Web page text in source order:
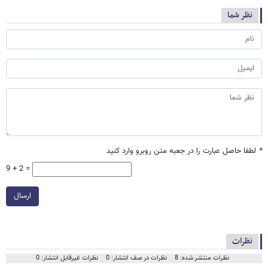
نظر شما
* لطفا حاصل عبارت را در جعبه متن روبرو وارد کنید
9 + 2 =
ارسال
نظرات
نظرات منتشر شده: 8 نظرات در صف انتشار: 0 نظرات غیرقابل انتشار: 0